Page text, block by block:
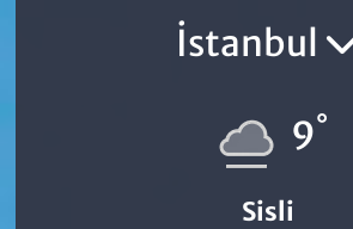
İstanbul
9°
Sisli
Haber Arşivi